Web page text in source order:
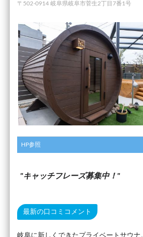
〒502-0914 岐阜県岐阜市菅生2丁目7番1号
HP参照
キャッチフレーズ募集中！
最新の口コミコメント
岐阜に新しくできたプライベートサウナ